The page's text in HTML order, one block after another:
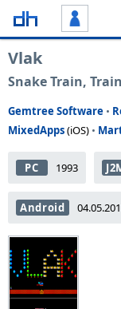
Vlak
Snake Train,
Gemtree Software •
MixedApps(iOS) •
PC 1993
Android